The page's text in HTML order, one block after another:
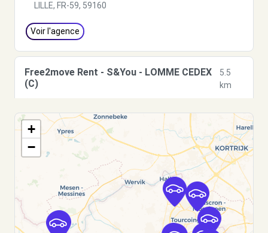
LILLE, FR-59, 59160
Voir l'agence
Free2move Rent - S&You - LOMME CEDEX
(C)
5.5
km
LILLE, FR-59, 59160
Voir l'agence
Free2Move Rent - GARAGE B.PACQUET -
WASQUEHAL (C)
5.8
RUE EMILE DELLETTE
WASQUEHAL, 59290
+
−